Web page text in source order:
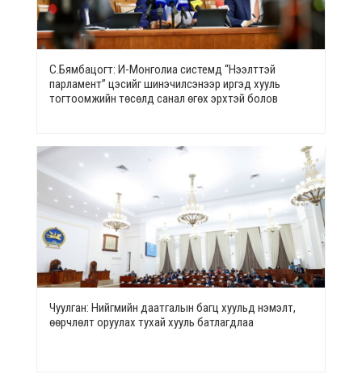
С.Бямбацогт: И-Монголиа системд “Нээлттэй
парламент” цэсийг шинэчилсэнээр иргэд хууль
тогтоомжийн төсөлд санал өгөх эрхтэй болов
Чуулган: Нийгмийн даатгалын багц хуульд нэмэлт,
өөрчлөлт оруулах тухай хууль батлагдлаа